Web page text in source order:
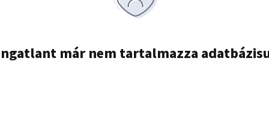
már nem tartalmazza